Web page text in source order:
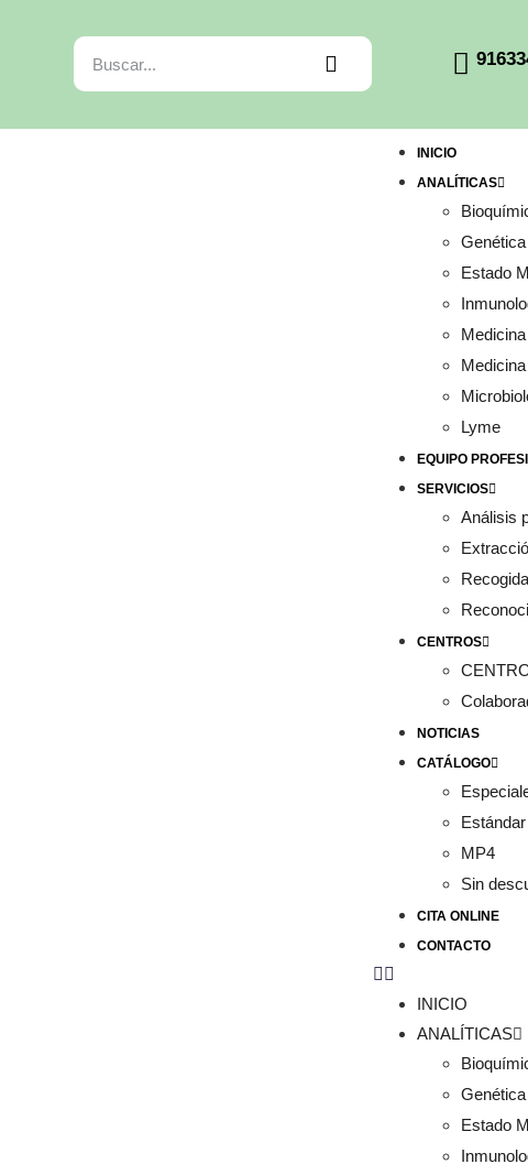
INICIO
ANALÍTICAS
Estado
Lyme
EQUIPO
SERVICIOS
Análisis
CENTROS
NOTICIAS
CATÁLOGO
Estándar
MP4
Sin
CITA ONLINE
CONTACTO
INICIO
ANALÍTICAS
Estado